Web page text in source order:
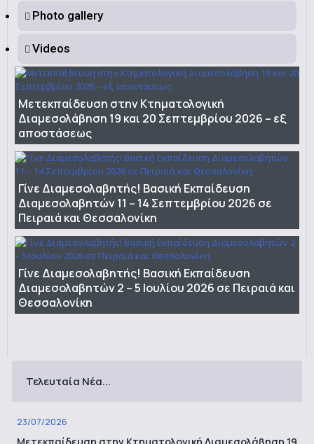
Photo gallery
Videos
Μετεκπαίδευση στην Κτηματολογική
Διαμεσολάβηση 19 και 20 Σεπτεμβρίου 2026 – εξ
αποστάσεως
Γίνε Διαμεσολαβητής! Βασική Εκπαίδευση
Διαμεσολαβητών 11 – 14 Σεπτεμβρίου 2026 σε
Πειραιά και Θεσσαλονίκη
Γίνε Διαμεσολαβητής! Βασική Εκπαίδευση
Διαμεσολαβητών 2 – 5 Ιουλίου 2026 σε Πειραιά και
Θεσσαλονίκη
Τελευταία Νέα...
23/07/2026